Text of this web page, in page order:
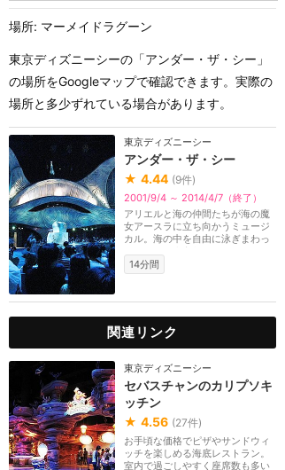
場所: マーメイドラグーン
東京ディズニーシーの「アンダー・ザ・シー」
の場所をGoogleマップで確認できます。実際の
場所と多少ずれている場合があります。
東京ディズニーシー
アンダー・ザ・シー
★ 4.44 (9件)
2001/9/4 ～ 2014/4/7（終了）
アリエルと海の仲間たちが海の魔
女アースラに立ち向かうミュージ
カル。海の中を自由に泳ぎまわっ
ているかのような...
14分間
関連リンク
東京ディズニーシー
セバスチャンのカリプソキ
ッチン
★ 4.56 (27件)
お手頃な価格でピザやサンドウィ
ッチを楽しめる海底レストラン。
室内で過ごしやすく座席数も多い